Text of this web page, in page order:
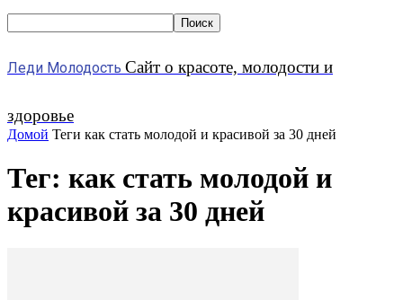
Леди Молодость Сайт о красоте, молодости и
здоровье
Домой Теги как стать молодой и красивой за 30 дней
Тег: как стать молодой и
красивой за 30 дней